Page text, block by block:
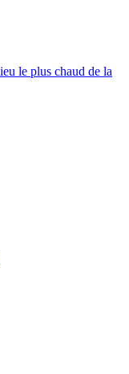
le plus chaud de la